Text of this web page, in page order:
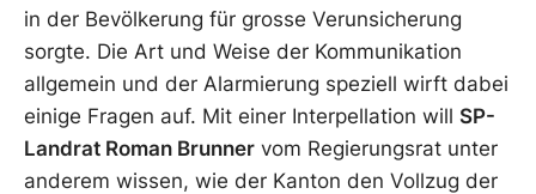
in der Bevölkerung für grosse Verunsicherung
sorgte. Die Art und Weise der Kommunikation
allgemein und der Alarmierung speziell wirft dabei
einige Fragen auf. Mit einer Interpellation will SP-
Landrat Roman Brunner vom Regierungsrat unter
anderem wissen, wie der Kanton den Vollzug der